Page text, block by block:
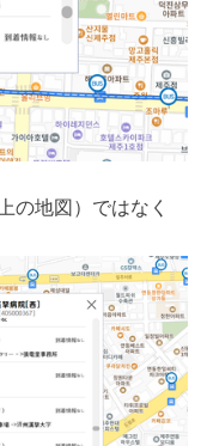
の地図）ではなく